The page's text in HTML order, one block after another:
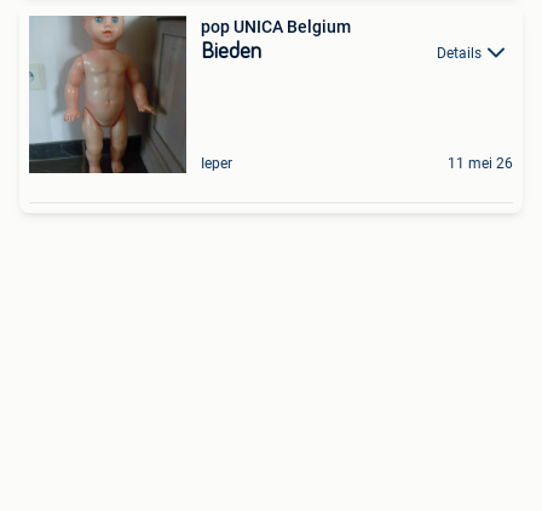
pop UNICA Belgium
Bieden Details
Ieper 11 mei 26